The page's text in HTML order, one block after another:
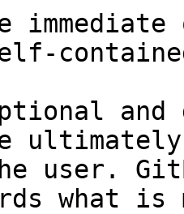
and
user.
what